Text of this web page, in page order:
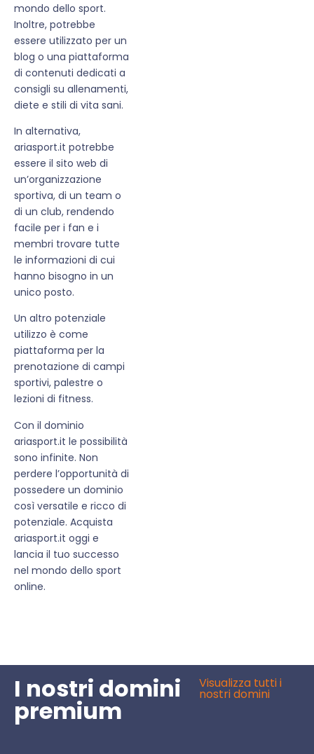
mondo dello sport.
Inoltre, potrebbe
essere utilizzato per un
blog o una piattaforma
di contenuti dedicati a
consigli su allenamenti,
diete e stili di vita sani.
In alternativa,
ariasport.it potrebbe
essere il sito web di
un’organizzazione
sportiva, di un team o
di un club, rendendo
facile per i fan e i
membri trovare tutte
le informazioni di cui
hanno bisogno in un
unico posto.
Un altro potenziale
utilizzo è come
piattaforma per la
prenotazione di campi
sportivi, palestre o
lezioni di fitness.
Con il dominio
ariasport.it le possibilità
sono infinite. Non
perdere l’opportunità di
possedere un dominio
così versatile e ricco di
potenziale. Acquista
ariasport.it oggi e
lancia il tuo successo
nel mondo dello sport
online.
I nostri domini
premium
Visualizza tutti i
nostri domini